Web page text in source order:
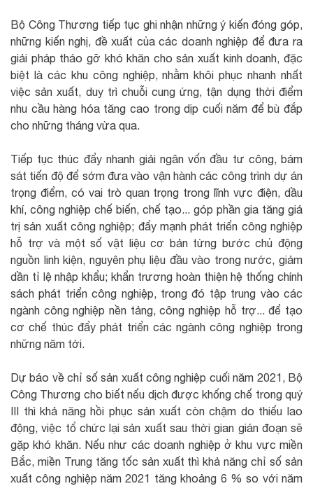
Bộ Công Thương tiếp tục ghi nhận những ý kiến đóng góp,
những kiến nghị, đề xuất của các doanh nghiệp để đưa ra
giải pháp tháo gỡ khó khăn cho sản xuất kinh doanh, đặc
biệt là các khu công nghiệp, nhằm khôi phục nhanh nhất
việc sản xuất, duy trì chuỗi cung ứng, tận dụng thời điểm
nhu cầu hàng hóa tăng cao trong dịp cuối năm để bù đắp
cho những tháng vừa qua.
Tiếp tục thúc đẩy nhanh giải ngân vốn đầu tư công, bám
sát tiến độ để sớm đưa vào vận hành các công trình dự án
trọng điểm, có vai trò quan trọng trong lĩnh vực điện, dầu
khí, công nghiệp chế biến, chế tạo... góp phần gia tăng giá
trị sản xuất công nghiệp; đẩy mạnh phát triển công nghiệp
hỗ trợ và một số vật liệu cơ bản từng bước chủ động
nguồn linh kiện, nguyên phụ liệu đầu vào trong nước, giảm
dần tỉ lệ nhập khẩu; khẩn trương hoàn thiện hệ thống chính
sách phát triển công nghiệp, trong đó tập trung vào các
ngành công nghiệp nền tảng, công nghiệp hỗ trợ... để tạo
cơ chế thúc đẩy phát triển các ngành công nghiệp trong
những năm tới.
Dự báo về chỉ số sản xuất công nghiệp cuối năm 2021, Bộ
Công Thương cho biết nếu dịch được khống chế trong quý
III thì khả năng hồi phục sản xuất còn chậm do thiếu lao
động, việc tổ chức lại sản xuất sau thời gian gián đoạn sẽ
gặp khó khăn. Nếu như các doanh nghiệp ở khu vực miền
Bắc, miền Trung tăng tốc sản xuất thì khả năng chỉ số sản
xuất công nghiệp năm 2021 tăng khoảng 6 % so với năm